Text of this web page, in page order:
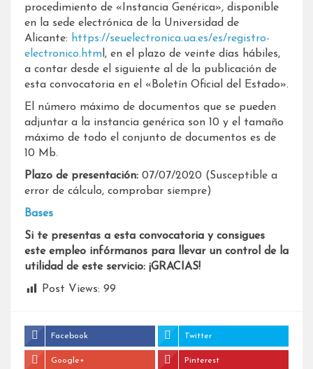
procedimiento de «Instancia Genérica», disponible
en la sede electrónica de la Universidad de
Alicante: https://seuelectronica.ua.es/es/registro-
electronico.htm l, en el plazo de veinte días hábiles,
a contar desde el siguiente al de la publicación de
esta convocatoria en el «Boletín Oficial del Estado».
El número máximo de documentos que se pueden
adjuntar a la instancia genérica son 10 y el tamaño
máximo de todo el conjunto de documentos es de
10 Mb.
Plazo de presentación: 07/07/2020 (Susceptible a
error de cálculo, comprobar siempre)
Bases
Si te presentas a esta convocatoria y consigues
este empleo infórmanos para llevar un control de la
utilidad de este servicio: ¡GRACIAS!
Post Views: 99
Facebook Twitter
Google+ Pinterest